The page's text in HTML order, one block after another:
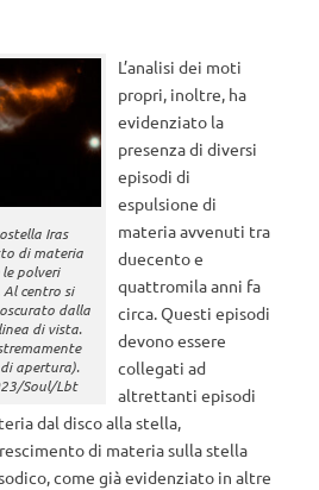
Iras
di materia
polveri
centro si
dalla
di vista.
apertura).
Soul/Lbt
L’analisi dei moti
propri, inoltre, ha
evidenziato la
presenza di diversi
episodi di
espulsione di
materia avvenuti tra
duecento e
quattromila anni fa
circa. Questi episodi
devono essere
collegati ad
altrettanti episodi
dal disco alla stella,
di materia sulla stella
come già evidenziato in altre